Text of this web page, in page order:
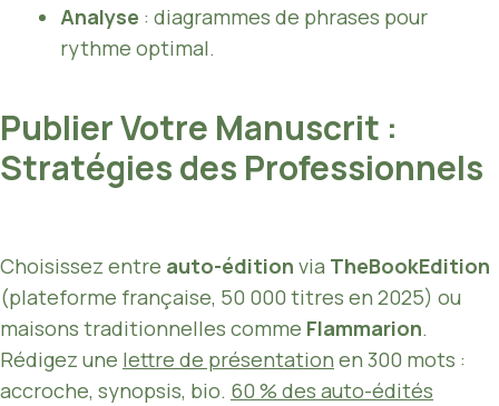
Analyse : diagrammes de phrases pour
rythme optimal.
Publier Votre Manuscrit :
Stratégies des Professionnels
Choisissez entre auto-édition via TheBookEdition
(plateforme française, 50 000 titres en 2025) ou
maisons traditionnelles comme Flammarion.
Rédigez une lettre de présentation en 300 mots :
accroche, synopsis, bio. 60 % des auto-édités